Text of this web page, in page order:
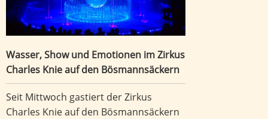
Wasser, Show und Emotionen im Zirkus
Charles Knie auf den Bösmannsäckern
Seit Mittwoch gastiert der Zirkus
Charles Knie auf den Bösmannsäckern